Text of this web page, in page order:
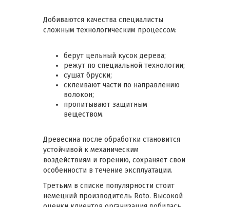
Добиваются качества специалисты
сложным технологическим процессом:
берут цельный кусок дерева;
режут по специальной технологии;
сушат бруски;
склеивают части по направлению
волокон;
пропитывают защитным
веществом.
Древесина после обработки становится
устойчивой к механическим
воздействиям и горению, сохраняет свои
особенности в течение эксплуатации.
Третьим в списке популярности стоит
немецкий производитель Roto. Высокой